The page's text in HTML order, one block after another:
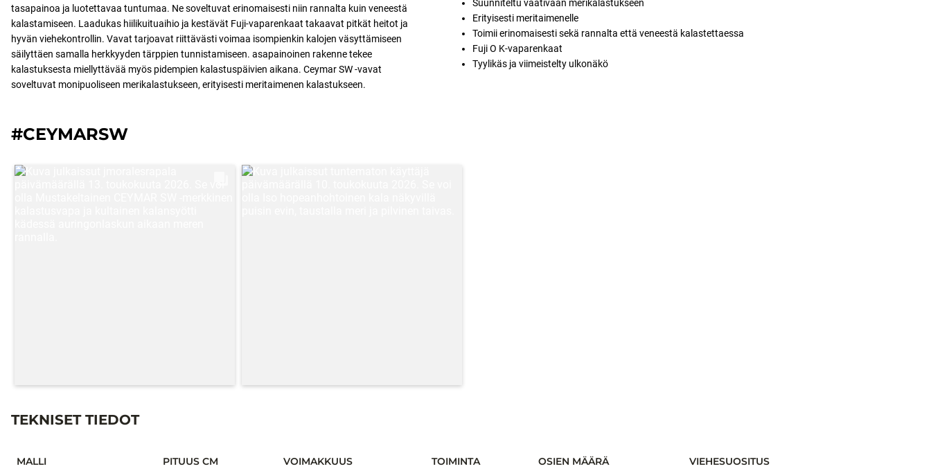
tasapainoa ja luotettavaa tuntumaa. Ne soveltuvat erinomaisesti niin rannalta kuin veneestä
kalastamiseen. Laadukas hiilikuituaihio ja kestävät Fuji-vaparenkaat takaavat pitkät heitot ja
hyvän viehekontrollin. Vavat tarjoavat riittävästi voimaa isompienkin kalojen väsyttämiseen
säilyttäen samalla herkkyyden tärppien tunnistamiseen. asapainoinen rakenne tekee
kalastuksesta miellyttävää myös pidempien kalastuspäivien aikana. Ceymar SW -vavat
soveltuvat monipuoliseen merikalastukseen, erityisesti meritaimenen kalastukseen.
Suunniteltu vaativaan merikalastukseen
Erityisesti meritaimenelle
Toimii erinomaisesti sekä rannalta että veneestä kalastettaessa
Fuji O K-vaparenkaat
Tyylikäs ja viimeistelty ulkonäkö
#CEYMARSW
TEKNISET TIEDOT
MALLI PITUUS CM VOIMAKKUUS TOIMINTA OSIEN MÄÄRÄ VIEHESUOSITUS